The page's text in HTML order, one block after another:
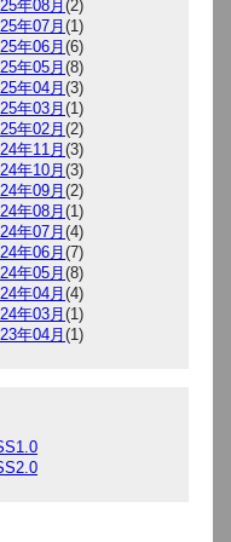
年08月 (2)
年07月 (1)
年06月 (6)
年05月 (8)
年04月 (3)
年03月 (1)
年02月 (2)
年11月 (3)
年10月 (3)
年09月 (2)
年08月 (1)
年07月 (4)
年06月 (7)
年05月 (8)
年04月 (4)
年03月 (1)
年04月 (1)